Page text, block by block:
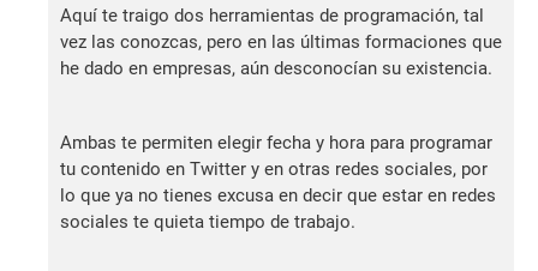
Aquí te traigo dos herramientas de programación, tal
vez las conozcas, pero en las últimas formaciones que
he dado en empresas, aún desconocían su existencia.
Ambas te permiten elegir fecha y hora para programar
tu contenido en Twitter y en otras redes sociales, por
lo que ya no tienes excusa en decir que estar en redes
sociales te quieta tiempo de trabajo.